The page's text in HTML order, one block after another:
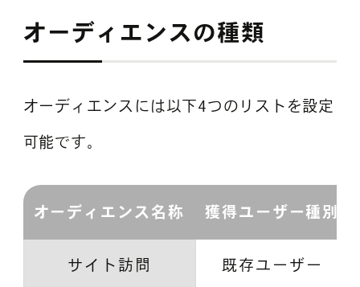
オーディエンスの種類
オーディエンスには以下4つのリストを設定
可能です。
オーディエンス名称 獲得ユーザー種別
サイト訪問 既存ユーザー